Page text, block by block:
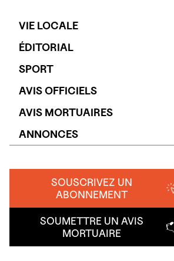
VIE LOCALE
ÉDITORIAL
SPORT
AVIS OFFICIELS
AVIS MORTUAIRES
ANNONCES
SOUSCRIVEZ UN
ABONNEMENT
SOUMETTRE UN AVIS
MORTUAIRE